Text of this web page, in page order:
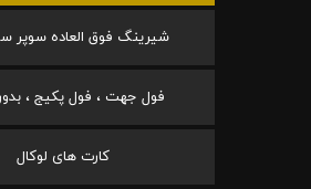
شیرینگ فوق العاده سوپر
فول جهت ، فول پکیج ،
کارت های لوکال